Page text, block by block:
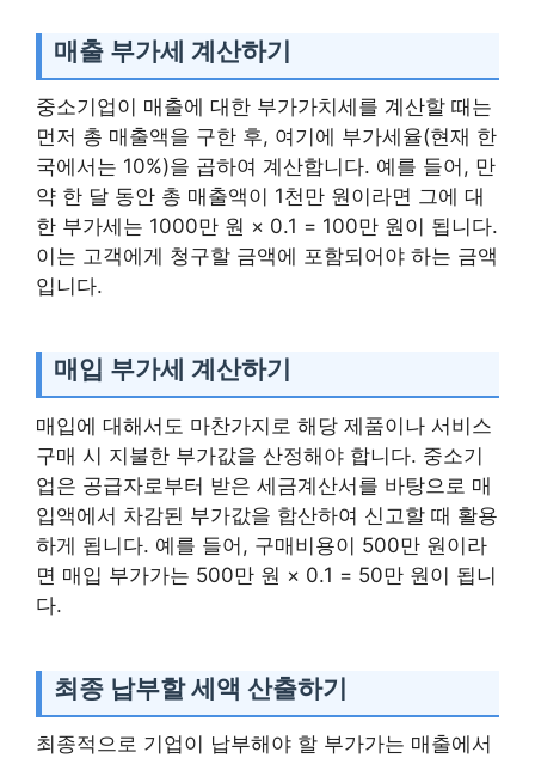
매출 부가세 계산하기
중소기업이 매출에 대한 부가가치세를 계산할 때는
먼저 총 매출액을 구한 후, 여기에 부가세율(현재 한
국에서는 10%)을 곱하여 계산합니다. 예를 들어, 만
약 한 달 동안 총 매출액이 1천만 원이라면 그에 대
한 부가세는 1000만 원 × 0.1 = 100만 원이 됩니다.
이는 고객에게 청구할 금액에 포함되어야 하는 금액
입니다.
매입 부가세 계산하기
매입에 대해서도 마찬가지로 해당 제품이나 서비스
구매 시 지불한 부가값을 산정해야 합니다. 중소기
업은 공급자로부터 받은 세금계산서를 바탕으로 매
입액에서 차감된 부가값을 합산하여 신고할 때 활용
하게 됩니다. 예를 들어, 구매비용이 500만 원이라
면 매입 부가가는 500만 원 × 0.1 = 50만 원이 됩니
다.
최종 납부할 세액 산출하기
최종적으로 기업이 납부해야 할 부가가는 매출에서